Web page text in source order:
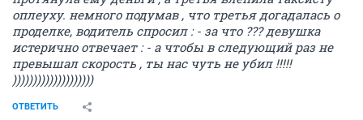
оплеуху. немного подумав , что третья догадалась о
проделке, водитель спросил : - за что ??? девушка
истерично отвечает : - а чтобы в следующий раз не
превышал скорость , ты нас чуть не убил !!!!!
))))))))))))))))))))
ОТВЕТИТЬ